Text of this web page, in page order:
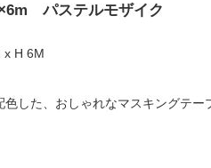
パステルモザイク
x H 6M
した、おしゃれなマスキングテー